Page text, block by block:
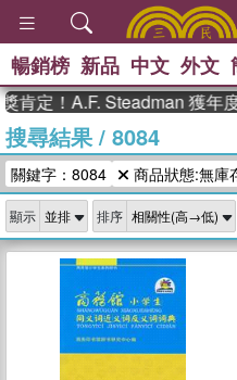
父
布
的
、
暢銷榜 新品 中文 外文
肯定！A.F. Steadman 獲年
搜尋結果/ 8084
關鍵字：8084
商品狀態:無庫
顯示 排序